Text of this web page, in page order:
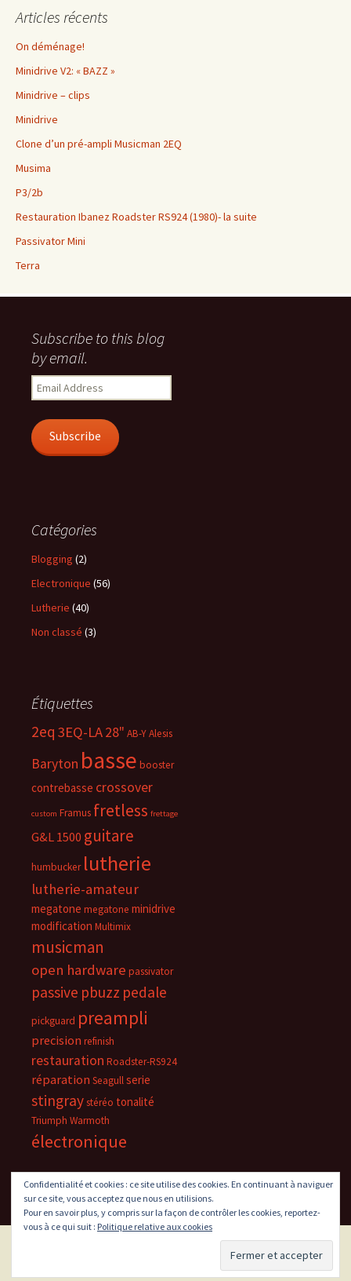
Articles récents
On déménage!
Minidrive V2: « BAZZ »
Minidrive – clips
Minidrive
Clone d’un pré-ampli Musicman 2EQ
Musima
P3/2b
Restauration Ibanez Roadster RS924 (1980)- la suite
Passivator Mini
Terra
Subscribe to this blog
by email.
Email
Address
Subscribe
Catégories
Blogging (2)
Electronique (56)
Lutherie (40)
Non classé (3)
Étiquettes
2eq 3EQ-LA28" AB-YAlesis
Baryton basse booster
contrebasse crossover
custom Framus fretless frettage
G&L 1500 guitare
humbucker lutherie
lutherie-amateur
megatone megatone minidrive
modification Multimix
musicman
open hardware passivator
passive pbuzz pedale
pickguard preampli
precision refinish
restauration Roadster-RS924
réparation Seagullserie
stingraystéréo tonalité
Triumph Warmoth
électronique
Confidentialité et cookies : ce site utilise des cookies. En continuant à naviguer
sur ce site, vous acceptez que nous en utilisions.
Pour en savoir plus, y compris sur la façon de contrôler les cookies, reportez-
vous à ce qui suit : Politique relative aux cookies